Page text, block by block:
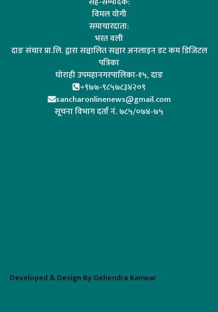
विमल योगी
समाचारदाता:
भरत वली
दाङ संचार प्रा.लि. द्वारा सञ्चालित सञ्चार अनलाइन डट कम डिजिटल
पत्रिका
घोराही उपमहानगरपालिका-१५, दाङ
+९७७-९८५७८३४२०९
sancharonlinenews@gmail.com
सूचना विभाग दर्ता न‌ं. ७८५/०७४-७५
Developed & Design By:Gehendra Kanwar